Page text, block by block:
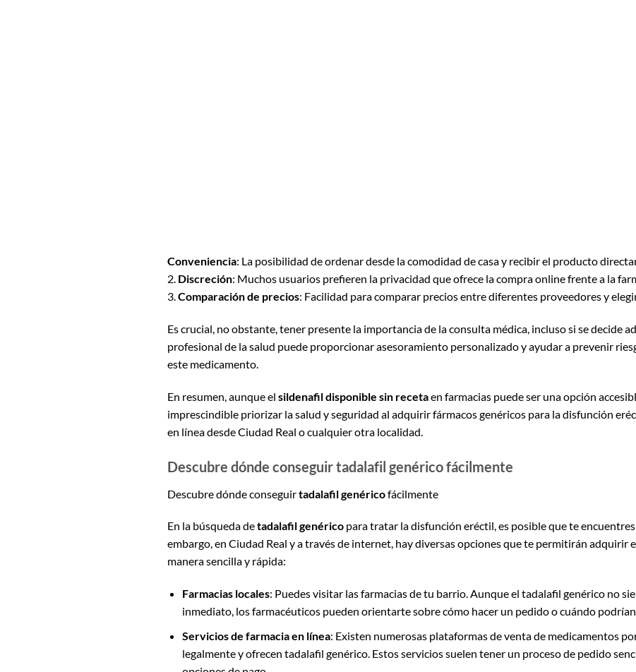
Conveniencia: La posibilidad de ordenar desde la comodidad de casa y recibir el producto
2. Discreción: Muchos usuarios prefieren la privacidad que ofrece la compra online frente a la
3.Comparación de precios: Facilidad para comparar precios entre diferentes proveedores y
Es crucial, no obstante, tener presente la importancia de la consulta médica, incluso si se decide
profesional de la salud puede proporcionar asesoramiento personalizado y ayudar a prevenir
este medicamento.
En resumen, aunque el sildenafil disponible sin recetaen farmacias puede ser una opción
imprescindible priorizar la salud y seguridad al adquirir fármacos genéricos para la disfunción
en línea desde Ciudad Real o cualquier otra localidad.
Descubre dónde conseguir tadalafil genérico fácilmente
Descubre dónde conseguirtadalafil genéricofácilmente
En la búsqueda detadalafil genérico para tratar la disfunción eréctil, es posible que te
embargo, en Ciudad Real y a través de internet, hay diversas opciones que te permitirán adquirir
manera sencilla y rápida:
Farmacias locales: Puedes visitar las farmacias de tu barrio. Aunque el tadalafil genérico no
inmediato, los farmacéuticos pueden orientarte sobre cómo hacer un pedido o cuándo
Servicios de farmacia en línea: Existen numerosas plataformas de venta de medicamentos
legalmente y ofrecen tadalafil genérico. Estos servicios suelen tener un proceso de pedido